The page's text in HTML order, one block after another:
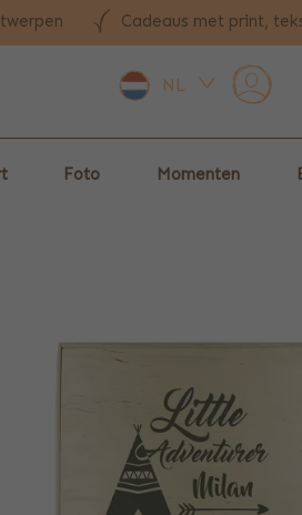
Cadeaus met print,
NL
Foto Momenten